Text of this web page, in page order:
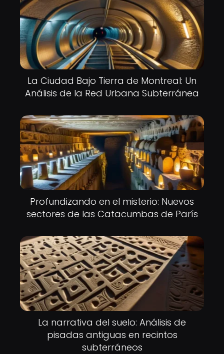
La Ciudad Bajo Tierra de Montreal: Un
Análisis de la Red Urbana Subterránea
Profundizando en el misterio: Nuevos
sectores de las Catacumbas de París
La narrativa del suelo: Análisis de
pisadas antiguas en recintos
subterráneos